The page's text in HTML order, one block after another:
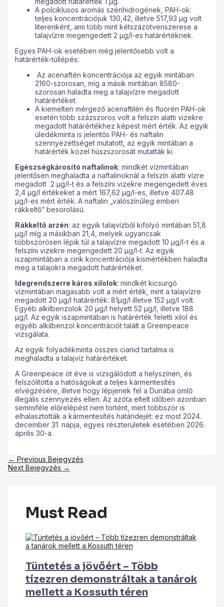
A polciklusos aromás szénhidrogének, PAH-ok:
teljes koncentrációjuk 130,42, illetve 517,93 µg volt
literenként, ami több mint kétszázötvenszerese a
talajvízre megengedett 2 µg/l-es határértéknek.
Egyes PAH-ok esetében még jelentősebb volt a
határérték-túllépés:
Az acenaftén koncentrációja az egyik mintában
2160-szorosan, míg a másik mintában 8580-
szorosan haladta meg a talajvízre megadott
határértéket.
A kiemelten mérgező acenaftilén és fluorén PAH-ok
esetén több százszoros volt a felszín alatti vizekre
megadott határértékhez képest mért érték. Az egyik
üledékminta is jelentős PAH- és naftalin
szennyezettséget mutatott, az egyik mintában a
határérték közel húszszorosát mutatták ki.
Egészségkárosító naftalinok: mindkét vízmintában
jelentősen meghaladta a naftalinoknál a felszín alatti vízre
megadott 2 µg/l-t és a felszíni vizekre megengedett éves
2,4 µg/l értékeket a mért 167,62 µg/l-es, illetve 407.48
µg/l-es mért érték. A naftalin „valószínűleg emberi
rákkeltő” besorolású.
Rákkeltő arzén: az egyik talajvízből kifolyó mintában 51,8
µg/l míg a másikban 21,4, melyek ugyancsak
többszörösen lépik túl a talajvízre megadott 10 µg/l-t és a
felszíni vizekre megengedett 20 µg/l-t. Az egyik
iszapmintában a cink koncentrációja kismértékben haladta
meg a talajokra megadott határértéket.
Idegrendszerre káros xilolok: mindkét kicsurgó
vízmintában magasabb volt a mért érték, mint a talajvízre
megadott 20 µg/l határérték: 81µg/l illetve 152 µg/l volt.
Egyéb alkilbenzolok 20 µg/l helyett 52 µg/l, illetve 188
µg/l. Az egyik iszapmintában is határérték feletti xilol és
egyéb alkilbenzol koncentrációt talált a Greenpeace
vizsgálata.
Az egyik folyadékminta összes cianid tartalma is
meghaladta a talajvíz határértéket.
A Greenpeace öt éve is vizsgálódott a helyszínen, és
felszólította a hatóságokat a teljes kármentesítés
elvégzésére, illetve hogy lépjenek fel a Dunába ömlő
illegális szennyezés ellen. Az azóta eltelt időben azonban
semmiféle előrelépést nem történt, mert többször is
elhalasztották a kármentesítés határidejét: ez most 2024.
december 31. napja, egyes részterületek esetében 2026.
április 30-a.
← Previous Bejegyzés
Next Bejegyzés →
Must Read
Tüntetés a jövőért – Több
tízezren demonstráltak a tanárok
mellett a Kossuth téren